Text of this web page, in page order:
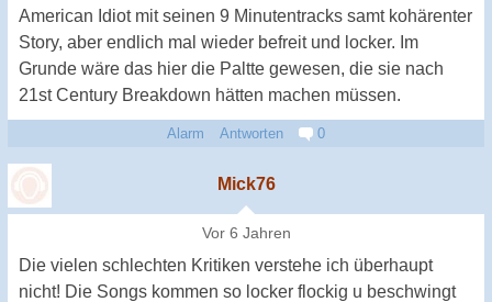
American Idiot mit seinen 9 Minutentracks samt kohärenter
Story, aber endlich mal wieder befreit und locker. Im
Grunde wäre das hier die Paltte gewesen, die sie nach
21st Century Breakdown hätten machen müssen.
Alarm Antworten 0
Mick76
Vor 6 Jahren
Die vielen schlechten Kritiken verstehe ich überhaupt
nicht! Die Songs kommen so locker flockig u beschwingt